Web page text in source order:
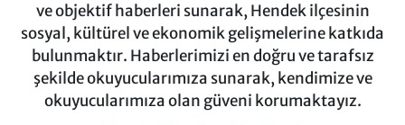
ve objektif haberleri sunarak, Hendek ilçesinin
sosyal, kültürel ve ekonomik gelişmelerine katkıda
bulunmaktır. Haberlerimizi en doğru ve tarafsız
şekilde okuyucularımıza sunarak, kendimize ve
okuyucularımıza olan güveni korumaktayız.